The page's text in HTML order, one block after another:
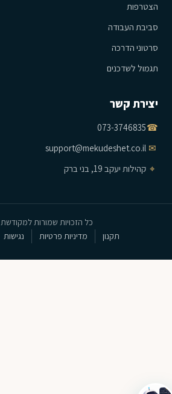
הצטרפות
סביבת העבודה
סרטוני הדרכה
תגמול לשדכנים
יצירת קשר
☎
073-3746835
✉
support@mekudeshet.co.il
⌖ קהילות יעקב 19, בני ברק
כל הזכויות שמורות למקודשת 2026
תקנון
מדיניות פרטיות נגישות